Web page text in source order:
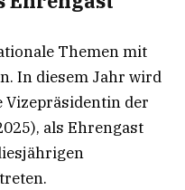
Themen mit
In diesem Jahr wird
Vizepräsidentin der
als Ehrengast